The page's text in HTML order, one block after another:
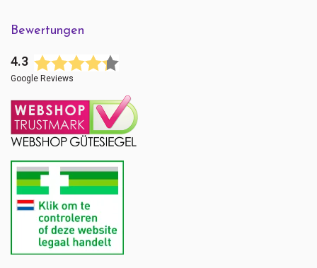
Bewertungen
4.3
Google Reviews